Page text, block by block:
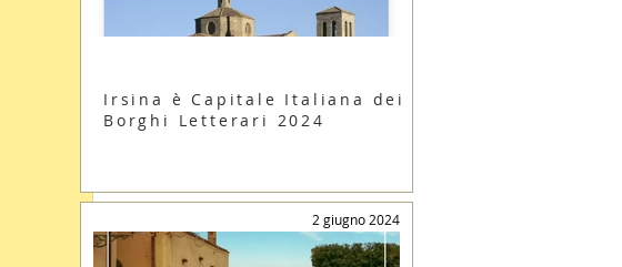
Irsina è Capitale Italiana dei
Borghi Letterari 2024
2 giugno 2024